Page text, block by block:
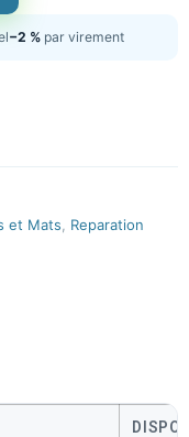
−2 % par virement
et Mats
Reparation